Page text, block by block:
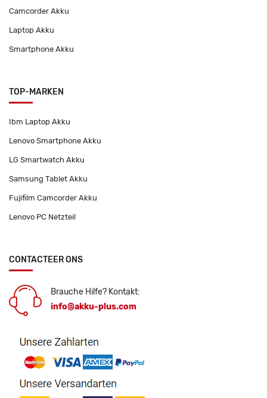
Camcorder Akku
Laptop Akku
Smartphone Akku
TOP-MARKEN
Ibm Laptop Akku
Lenovo Smartphone Akku
LG Smartwatch Akku
Samsung Tablet Akku
Fujifilm Camcorder Akku
Lenovo PC Netzteil
CONTACTEER ONS
Brauche Hilfe? Kontakt:
info@akku-plus.com